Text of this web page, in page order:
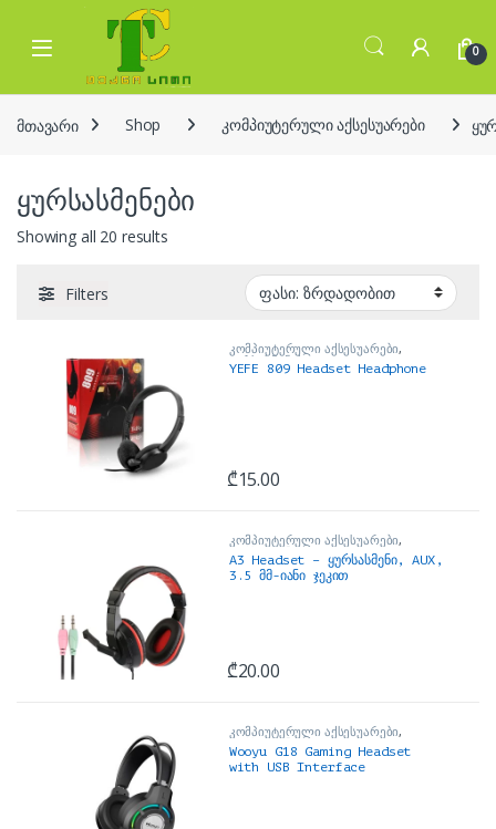
Skip to navigation
Skip to content
Open 0
მთავარი Shop კომპიუტერული აქსესუარები
ყურსასმენები
Showing all 20 resultsSorted by price: low to high
Filters
კომპიუტერული აქსესუარები,
ყურსასმენები
YEFE 809 Headset Headphone
₾15.00
კომპიუტერული აქსესუარები,
ყურსასმენები
A3 Headset – ყურსასმენი, AUX,
3.5 მმ-იანი ჯეკით
₾20.00
კომპიუტერული აქსესუარები,
ყურსასმენები
Wooyu G18 Gaming Headset
with USB Interface